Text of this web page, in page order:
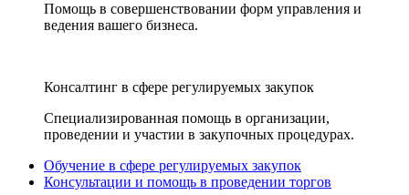
Помощь в совершенствовании форм управления и
ведения вашего бизнеса.
Консалтинг в сфере регулируемых закупок
Специализированная помощь в организации,
проведении и участии в закупочных процедурах.
Обучение в сфере регулируемых закупок
Консультации и помощь в проведении торгов